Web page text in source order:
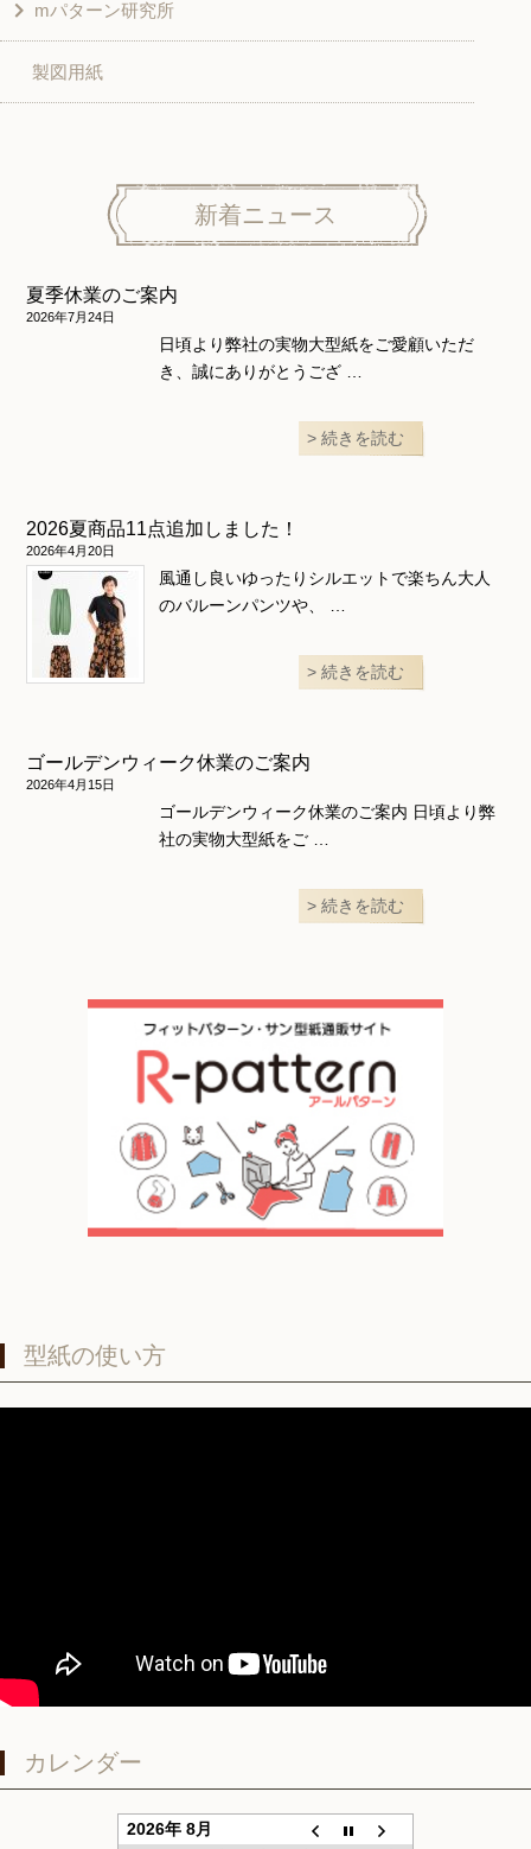
その他
ベスト・ジャケット・コート
スカート
ニット地専用
和風衣類
その他
こども＆ベビー
ボトムス
ワンピース＆スーツ
ウェディング・コスチューム
mパターン研究所
子供服
ワンピース
スカート・パンツ
製図用紙
新着ニュース
夏季休業のご案内
2026年7月24日
日頃より弊社の実物大型紙をご愛顧いただ
き、誠にありがとうござ …
続きを読む
2026夏商品11点追加しました！
2026年4月20日
風通し良いゆったりシルエットで楽ちん大人
のバルーンパンツや、 …
続きを読む
ゴールデンウィーク休業のご案内
2026年4月15日
ゴールデンウィーク休業のご案内 日頃より弊
社の実物大型紙をご …
続きを読む
型紙の使い方
カレンダー
2026年 8月